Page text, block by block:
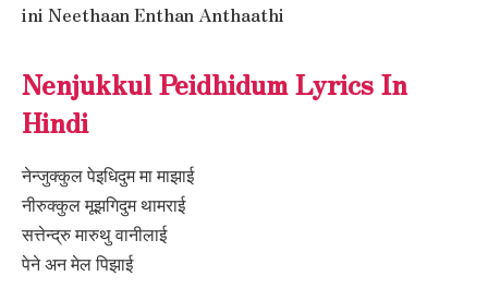
ini Neethaan Enthan Anthaathi
Nenjukkul Peidhidum Lyrics In
Hindi
नेन्जुक्कुल पेइधिदुम मा माझाई
नीरुक्कुल मूझगिदुम थामराई
सत्तेन्द्रु मारुथु वानीलाई
पेने अन मेल पिझाई